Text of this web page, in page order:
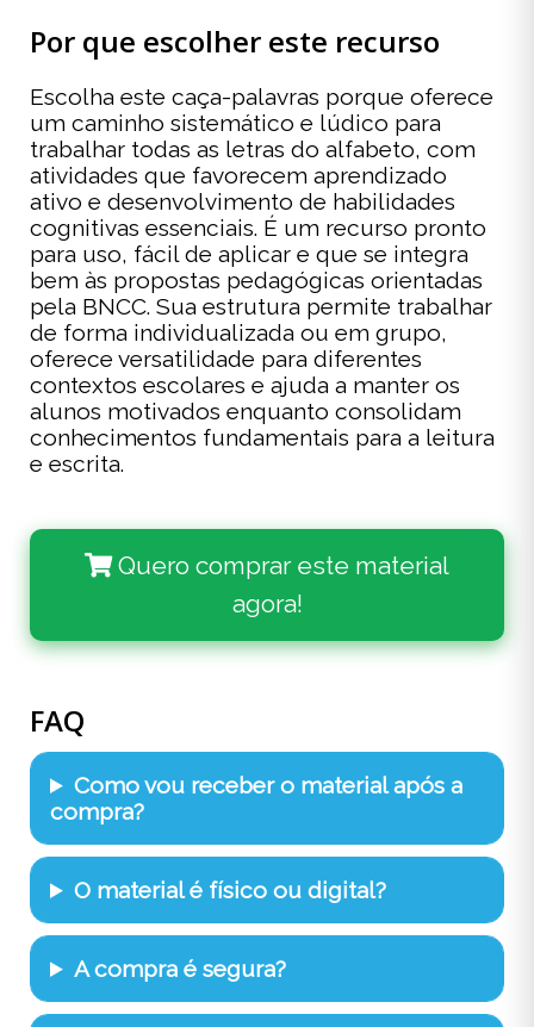
Por que escolher este recurso
Escolha este caça-palavras porque oferece
um caminho sistemático e lúdico para
trabalhar todas as letras do alfabeto, com
atividades que favorecem aprendizado
ativo e desenvolvimento de habilidades
cognitivas essenciais. É um recurso pronto
para uso, fácil de aplicar e que se integra
bem às propostas pedagógicas orientadas
pela BNCC. Sua estrutura permite trabalhar
de forma individualizada ou em grupo,
oferece versatilidade para diferentes
contextos escolares e ajuda a manter os
alunos motivados enquanto consolidam
conhecimentos fundamentais para a leitura
e escrita.
Quero comprar este material
agora!
FAQ
Como vou receber o material após a
compra?
O material é físico ou digital?
A compra é segura?